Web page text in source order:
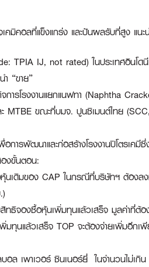
มิคอลที่แข็งแกร่ง และปันผลรับที่สูง แนะ
TPIA IJ, not rated) ในประเทศอินโด
“ขาย”
ารโรงงานแยกแนฟทา (Naphtha
MTBE ขณะที่บมจ. ปูนซิเมนต์ไทย
ารพัฒนาและก่อสร้างโรงงานปิโตรเคมีซึ่
งขั้นตอน:
หุ้นเดิมของ CAP ในกรณีที่บริษัทฯ ต้องล
ทธิจองซื้อหุ้นเพิ่มทุนแล้วเสร็จ มูลค่าที่ต้
ทุนแล้วเสร็จ TOP จะต้องจ่ายเพิ่มอีกเ
อล เพาเวอร์ ซินเนอร์ยี่ ในจำนวนไม่เกิ